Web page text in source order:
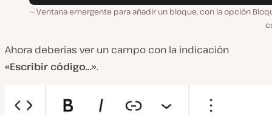
Ventana emergente para añadir un bloque, con la opción
Ahora deberías ver un campo con la indicación
«Escribir código…».